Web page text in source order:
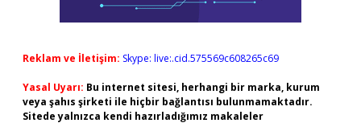
Reklam ve İletişim: Skype: live:.cid.575569c608265c69
Yasal Uyarı: Bu internet sitesi, herhangi bir marka, kurum
veya şahıs şirketi ile hiçbir bağlantısı bulunmamaktadır.
Sitede yalnızca kendi hazırladığımız makaleler